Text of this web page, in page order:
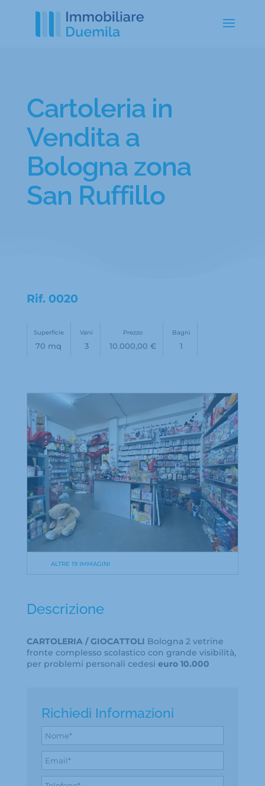
Cartoleria in
Vendita a
Bologna zona
San Ruffillo
Rif.0020
Superficie
70 mq
Vani
3
Prezzo
10.000,00 €
Bagni
1
ALTRE 19 IMMAGINI
Descrizione
CARTOLERIA / GIOCATTOLI Bologna 2 vetrine
fronte complesso scolastico con grande visibilità,
per problemi personali cedesi euro 10.000
Richiedi Informazioni